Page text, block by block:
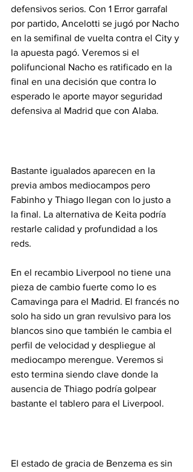
defensivos serios. Con 1 Error garrafal
por partido, Ancelotti se jugó por Nacho
en la semifinal de vuelta contra el City y
la apuesta pagó. Veremos si el
polifuncional Nacho es ratificado en la
final en una decisión que contra lo
esperado le aporte mayor seguridad
defensiva al Madrid que con Alaba.
Bastante igualados aparecen en la
previa ambos mediocampos pero
Fabinho y Thiago llegan con lo justo a
la final. La alternativa de Keita podría
restarle calidad y profundidad a los
reds.
En el recambio Liverpool no tiene una
pieza de cambio fuerte como lo es
Camavinga para el Madrid. El francés no
solo ha sido un gran revulsivo para los
blancos sino que también le cambia el
perfil de velocidad y despliegue al
mediocampo merengue. Veremos si
esto termina siendo clave donde la
ausencia de Thiago podría golpear
bastante el tablero para el Liverpool.
El estado de gracia de Benzema es sin